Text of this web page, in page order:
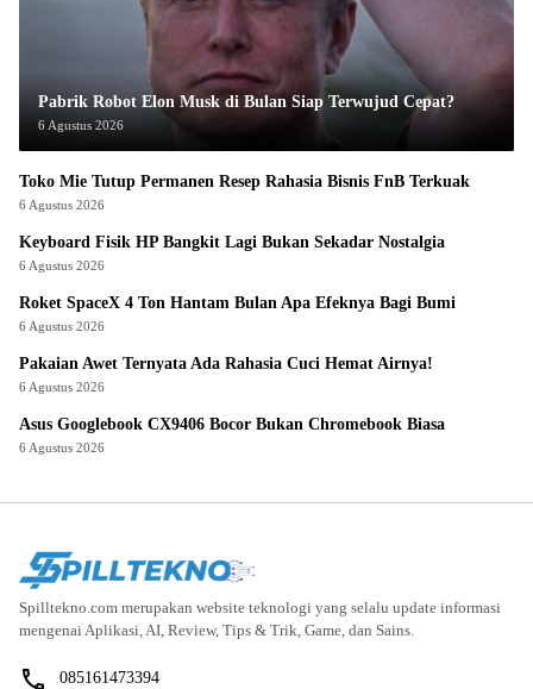
Pabrik Robot Elon Musk di Bulan Siap Terwujud Cepat?
6 Agustus 2026
Toko Mie Tutup Permanen Resep Rahasia Bisnis FnB Terkuak
6 Agustus 2026
Keyboard Fisik HP Bangkit Lagi Bukan Sekadar Nostalgia
6 Agustus 2026
Roket SpaceX 4 Ton Hantam Bulan Apa Efeknya Bagi Bumi
6 Agustus 2026
Pakaian Awet Ternyata Ada Rahasia Cuci Hemat Airnya!
6 Agustus 2026
Asus Googlebook CX9406 Bocor Bukan Chromebook Biasa
6 Agustus 2026
Spilltekno.com merupakan website teknologi yang selalu update informasi
mengenai Aplikasi, AI, Review, Tips & Trik, Game, dan Sains.
085161473394